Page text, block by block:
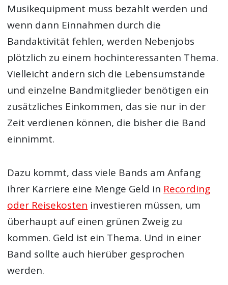
Musikequipment muss bezahlt werden und
wenn dann Einnahmen durch die
Bandaktivität fehlen, werden Nebenjobs
plötzlich zu einem hochinteressanten Thema.
Vielleicht ändern sich die Lebensumstände
und einzelne Bandmitglieder benötigen ein
zusätzliches Einkommen, das sie nur in der
Zeit verdienen können, die bisher die Band
einnimmt.
Dazu kommt, dass viele Bands am Anfang
ihrer Karriere eine Menge Geld in Recording
oder Reisekosten investieren müssen, um
überhaupt auf einen grünen Zweig zu
kommen. Geld ist ein Thema. Und in einer
Band sollte auch hierüber gesprochen
werden.